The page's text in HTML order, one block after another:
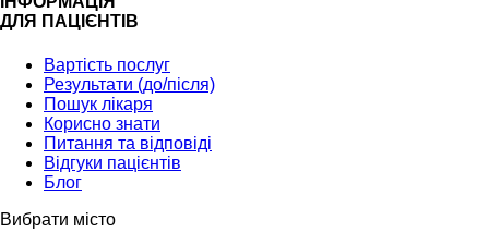
ДЛЯ ПАЦІЄНТІВ
Вартість послуг
Результати (до/після)
Пошук лікаря
Корисно знати
Питання та відповіді
Відгуки пацієнтів
Блог
Вибрати місто